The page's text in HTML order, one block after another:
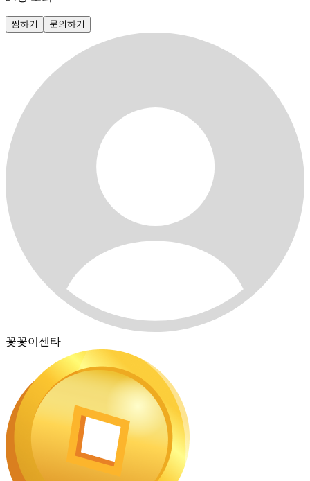
찜하기 문의하기
꽃꽃이센타